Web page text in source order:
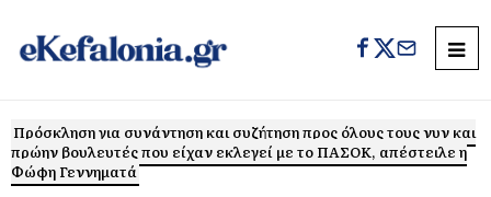
Πρόσκληση για συνάντηση και συζήτηση προς όλους τους νυν και
πρώην βουλευτές που είχαν εκλεγεί με το ΠΑΣΟΚ, απέστειλε η
Φώφη Γεννηματά